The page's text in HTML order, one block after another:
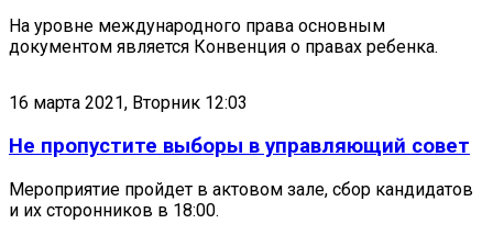
На уровне международного права основным
документом является Конвенция о правах ребенка.
16 марта 2021, Вторник 12:03
Не пропустите выборы в управляющий совет
Мероприятие пройдет в актовом зале, сбор кандидатов
и их сторонников в 18:00.